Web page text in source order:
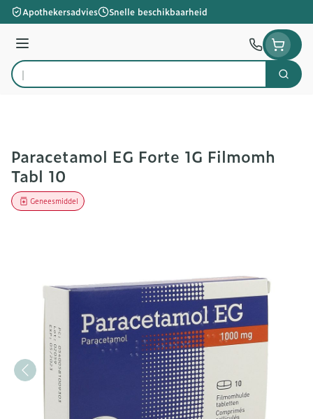
Ga naar de inhoud
Apothekersadvies Snelle beschikbaarheid
Menu
Product, merk, categorie...
Zoek
Paracetamol EG Forte 1G Filmomh
Tabl 10
Geneesmiddel